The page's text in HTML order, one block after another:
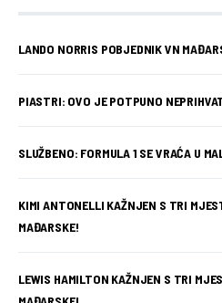
LANDO NORRIS POBJEDNIK VN
PIASTRI: OVO JE POTPUNO
SLUŽBENO: FORMULA 1 SE VRAĆA U
KIMI ANTONELLI KAŽNJEN S TRI
MAĐARSKE!
LEWIS HAMILTON KAŽNJEN S TRI